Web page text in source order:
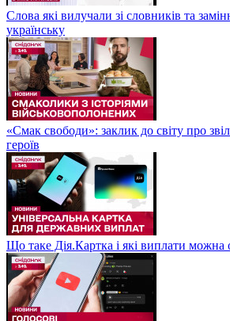
Слова які вилучали зі словників та
українську
«Смак свободи»: заклик до світу про
героїв
Що таке Дія.Картка і які виплати можна